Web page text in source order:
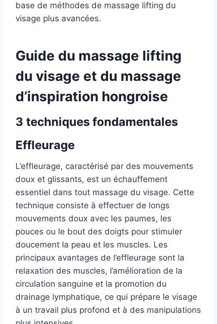
base de méthodes de massage lifting du
visage plus avancées.
Guide du massage lifting
du visage et du massage
d’inspiration hongroise
3 techniques fondamentales
Effleurage
L’effleurage, caractérisé par des mouvements
doux et glissants, est un échauffement
essentiel dans tout massage du visage. Cette
technique consiste à effectuer de longs
mouvements doux avec les paumes, les
pouces ou le bout des doigts pour stimuler
doucement la peau et les muscles. Les
principaux avantages de l’effleurage sont la
relaxation des muscles, l’amélioration de la
circulation sanguine et la promotion du
drainage lymphatique, ce qui prépare le visage
à un travail plus profond et à des manipulations